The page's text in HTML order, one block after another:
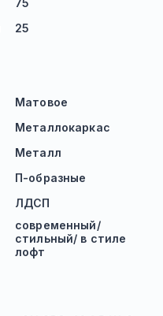
25
Матовое
Mеталлокаркас
Металл
П-образные
ЛДСП
современный/
стильный/ в стиле
лофт